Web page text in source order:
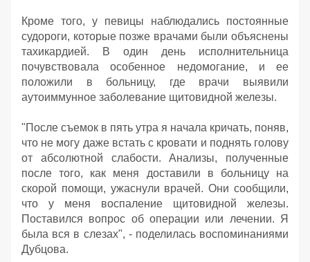
Кроме того, у певицы наблюдались постоянные
судороги, которые позже врачами были объяснены
тахикардией. В один день исполнительница
почувствовала особенное недомогание, и ее
положили в больницу, где врачи выявили
аутоиммунное заболевание щитовидной железы.
"После съемок в пять утра я начала кричать, поняв,
что не могу даже встать с кровати и поднять голову
от абсолютной слабости. Анализы, полученные
после того, как меня доставили в больницу на
скорой помощи, ужаснули врачей. Они сообщили,
что у меня воспаление щитовидной железы.
Поставился вопрос об операции или лечении. Я
была вся в слезах", - поделилась воспоминаниями
Дубцова.